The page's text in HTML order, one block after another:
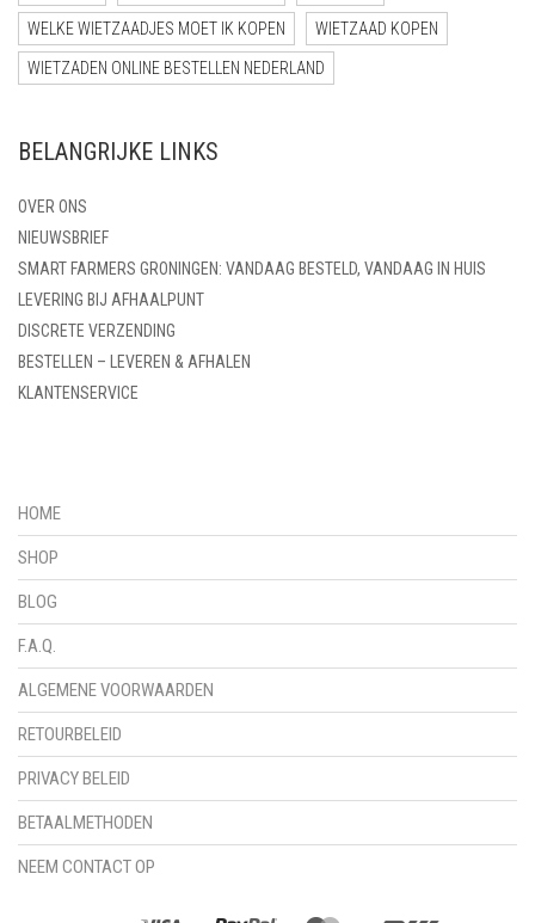
WELKE WIETZAADJES MOET IK KOPEN WIETZAAD KOPEN
WIETZADEN ONLINE BESTELLEN NEDERLAND
BELANGRIJKE LINKS
OVER ONS
NIEUWSBRIEF
SMART FARMERS GRONINGEN: VANDAAG BESTELD, VANDAAG IN HUIS
LEVERING BIJ AFHAALPUNT
DISCRETE VERZENDING
BESTELLEN – LEVEREN & AFHALEN
KLANTENSERVICE
HOME
SHOP
BLOG
F.A.Q.
ALGEMENE VOORWAARDEN
RETOURBELEID
PRIVACY BELEID
BETAALMETHODEN
NEEM CONTACT OP